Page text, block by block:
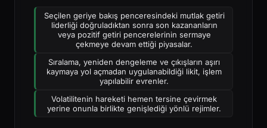
Seçilen geriye bakış penceresindeki mutlak getiri
liderliği doğruladıktan sonra son kazananların
veya pozitif getiri pencerelerinin sermaye
çekmeye devam ettiği piyasalar.
Sıralama, yeniden dengeleme ve çıkışların aşırı
kaymaya yol açmadan uygulanabildiği likit, işlem
yapılabilir evrenler.
Volatilitenin hareketi hemen tersine çevirmek
yerine onunla birlikte genişlediği yönlü rejimler.